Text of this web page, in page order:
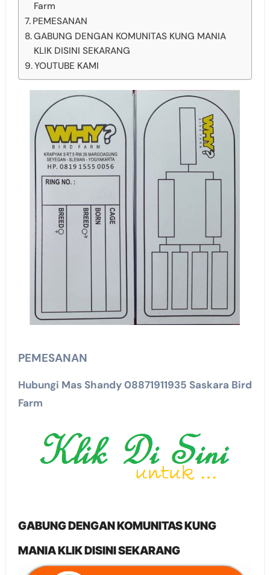
Farm
PEMESANAN
GABUNG DENGAN KOMUNITAS KUNG MANIA
KLIK DISINI SEKARANG
YOUTUBE KAMI
PEMESANAN
Hubungi Mas Shandy 08871911935 Saskara Bird
Farm
GABUNG DENGAN KOMUNITAS KUNG
MANIA KLIK DISINI SEKARANG